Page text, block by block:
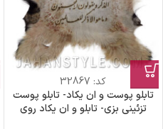
کد: 32867
تابلو پوست و ان یکاد- تابلو پوست
تزئینی بزی- تابلو و ان یکاد روی